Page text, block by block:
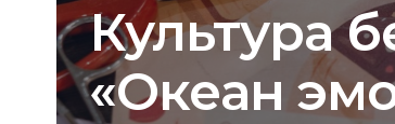
Культура
«Океан